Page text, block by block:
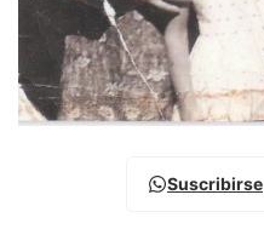
Suscribirse